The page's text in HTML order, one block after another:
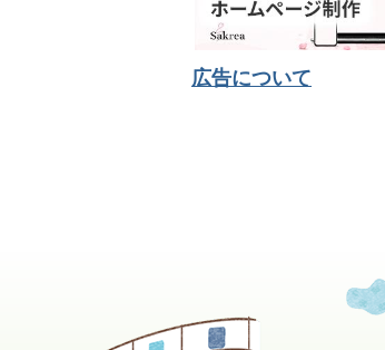
広告について